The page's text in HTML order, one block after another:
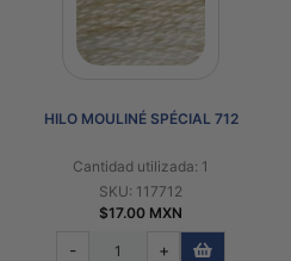
HILO MOULINÉ SPÉCIAL 712
Cantidad utilizada: 1
SKU: 117712
$17.00 MXN
- +